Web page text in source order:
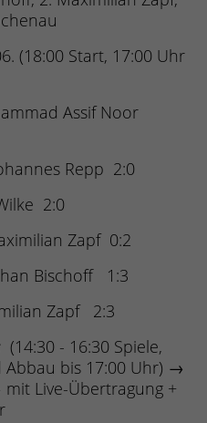
(18:00 Start, 17:00 Uhr
Assif Noor
Repp 2:0
2:0
Zapf 0:2
Bischoff 1:3
Zapf 2:3
(14:30 - 16:30 Spiele,
bis 17:00 Uhr) →
Live-Übertragung +